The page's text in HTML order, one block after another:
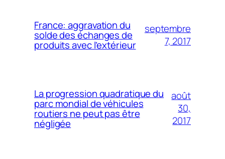
France: aggravation du
solde des échanges de
produits avec l’extérieur
septembre
7, 2017
La progression quadratique du
parc mondial de véhicules
routiers ne peut pas être
négligée
août
30,
2017